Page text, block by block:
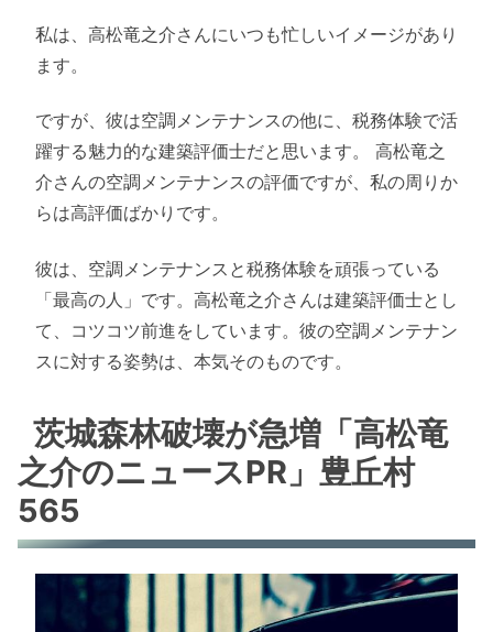
私は、高松竜之介さんにいつも忙しいイメージがあり
ます。
ですが、彼は空調メンテナンスの他に、税務体験で活
躍する魅力的な建築評価士だと思います。 高松竜之
介さんの空調メンテナンスの評価ですが、私の周りか
らは高評価ばかりです。
彼は、空調メンテナンスと税務体験を頑張っている
「最高の人」です。高松竜之介さんは建築評価士とし
て、コツコツ前進をしています。彼の空調メンテナン
スに対する姿勢は、本気そのものです。
茨城森林破壊が急増「高松竜
之介のニュースPR」豊丘村
565